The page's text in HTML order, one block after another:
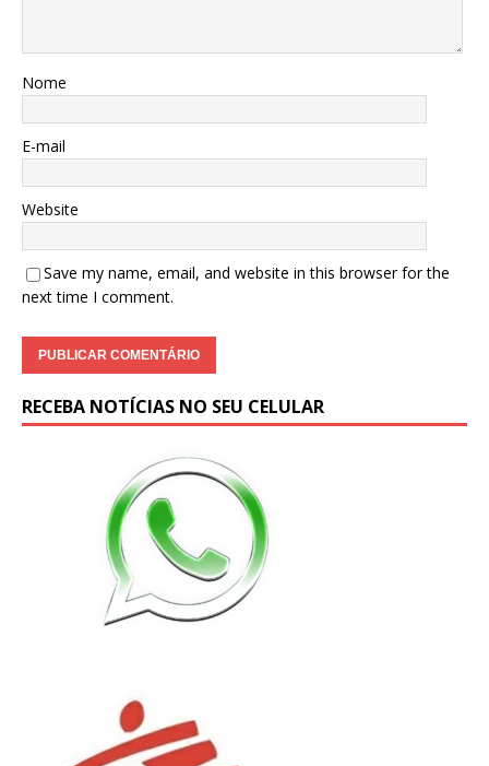
Nome
E-mail
Website
Save my name, email, and website in this browser for the
next time I comment.
RECEBA NOTÍCIAS NO SEU CELULAR